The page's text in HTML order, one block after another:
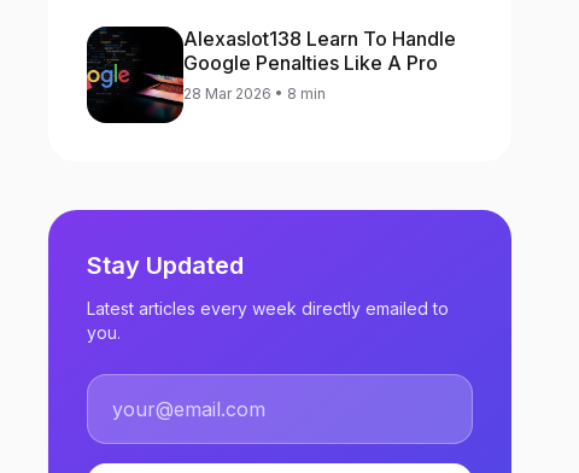
Alexaslot138 Learn To Handle
Google Penalties Like A Pro
28 Mar 2026 • 8 min
Stay Updated
Latest articles every week directly emailed to
you.